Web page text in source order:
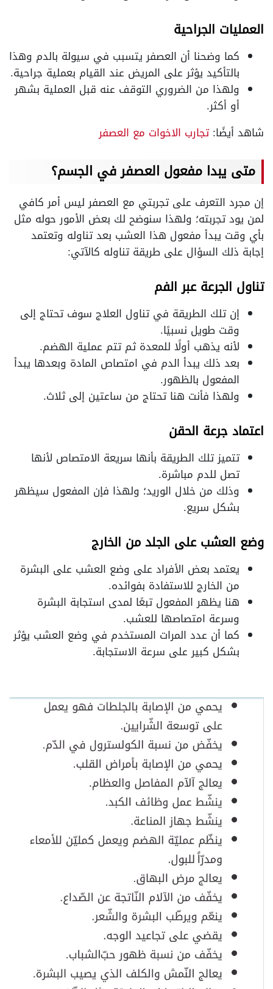
العمليات الجراحية
كما وضحنا أن العصفر يتسبب في سيولة بالدم وهذا
بالتأكيد يؤثر على المريض عند القيام بعملية جراحية.
ولهذا من الضروري التوقف عنه قبل العملية بشهر
أو أكثر.
شاهد أيضًا:تجارب الاخوات مع العصفر
متى يبدا مفعول العصفر في الجسم؟
إن مجرد التعرف على تجربتي مع العصفر ليس أمر كافي
لمن يود تجربته؛ ولهذا سنوضح لك بعض الأمور حوله مثل
بأي وقت يبدأ مفعول هذا العشب بعد تناوله وتعتمد
إجابة ذلك السؤال على طريقة تناوله كالآتي:
تناول الجرعة عبر الفم
إن تلك الطريقة في تناول العلاج سوف تحتاج إلى
وقت طويل نسبيًا.
لأنه يذهب أولًا للمعدة ثم تتم عملية الهضم.
بعد ذلك يبدأ الدم في امتصاص المادة وبعدها يبدأ
المفعول بالظهور.
ولهذا فأنت هنا تحتاج من ساعتين إلى ثلاث.
اعتماد جرعة الحقن
تتميز تلك الطريقة بأنها سريعة الامتصاص لأنها
تصل للدم مباشرة.
وذلك من خلال الوريد؛ ولهذا فإن المفعول سيظهر
بشكل سريع.
وضع العشب على الجلد من الخارج
يعتمد بعض الأفراد على وضع العشب على البشرة
من الخارج للاستفادة بفوائده.
هنا يظهر المفعول تبعًا لمدى استجابة البشرة
وسرعة امتصاصها للعشب.
كما أن عدد المرات المستخدم في وضع العشب يؤثر
بشكل كبير على سرعة الاستجابة.